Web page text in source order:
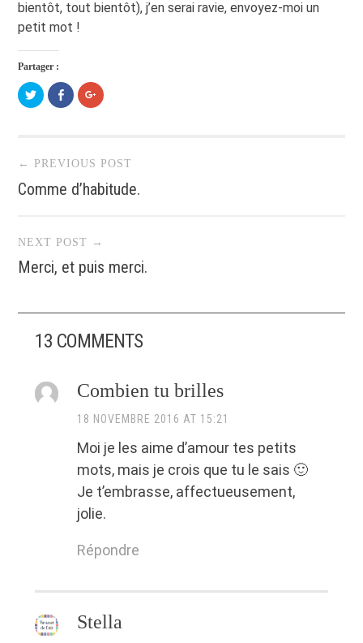
bientôt, tout bientôt), j’en serai ravie, envoyez-moi un
petit mot !
Partager :
Cliquez
pour
partager
nouvelle
fenêtre)
Cliquez
pour
partager
nouvelle
fenêtre)
Cliquez
pour
une
nouvelle
fenêtre)
Post navigation
← PREVIOUS POST
Comme d’habitude.
NEXT POST →
Merci, et puis merci.
13 COMMENTS
Combien tu brilles
18 NOVEMBRE 2016 AT 15:21
Moi je les aime d’amour tes petits
mots, mais je crois que tu le sais 🙂
Je t’embrasse, affectueusement,
jolie.
Répondre
Stella